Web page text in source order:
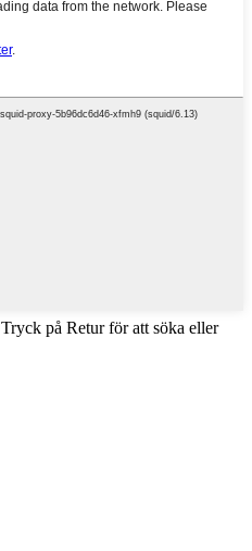
Tryck på Retur för att söka eller